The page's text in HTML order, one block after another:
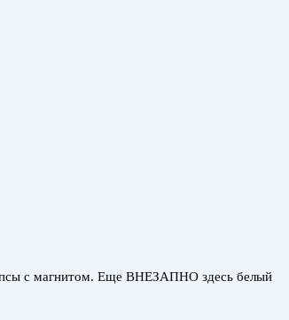
с магнитом. Еще ВНЕЗАПНО здесь белый